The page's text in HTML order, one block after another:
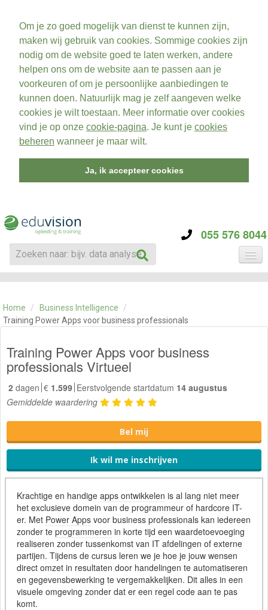
Om je zo goed mogelijk van dienst te kunnen zijn,
maken wij gebruik van cookies. Sommige cookies zijn
nodig om de website goed te laten werken, andere
helpen ons om de website aan te passen aan je
voorkeuren of om je persoonlijke aanbiedingen te
kunnen doen. Natuurlijk mag je zelf aangeven welke
cookies je wilt toestaan. Meer informatie over cookies
vind je op onze cookie-pagina. Je kunt je cookies
beheren wanneer je maar wilt.
Ja, ik accepteer cookies
055 576 8044
CATEGORIE
OVER ONS
CONTACT
Home / Business Intelligence
/
Training Power Apps voor business professionals
Training Power Apps voor business
professionals Virtueel
2 dagen € 1.599 Eerstvolgende startdatum 14 augustus
Gemiddelde waardering
Bel mij
Ik wil me inschrijven
Krachtige en handige apps ontwikkelen is al lang niet meer
het exclusieve domein van de programmeur of hardcore IT-
er. Met Power Appsvoor business professionals kan iedereen
zonder te programmeren in korte tijd een waardetoevoeging
realiseren zonder tussenkomst van IT afdelingen of externe
partijen. Tijdens de cursus leren we je hoe je jouw wensen
direct omzet in resultaten door handelingen te automatiseren
en gegevensbewerking te vergemakkelijken. Dit alles in een
visuele omgeving zonder dat er een regel code aan te pas
komt.